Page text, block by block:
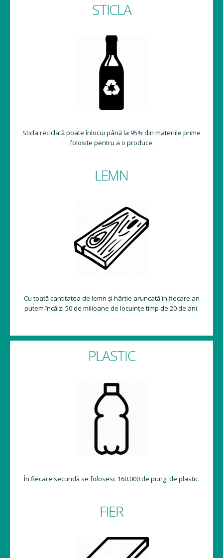
STICLA
Sticla reciclată poate înlocui până la 95% din materiile prime
folosite pentru a o produce.
LEMN
Cu toată cantitatea de lemn și hârtie aruncată în fiecare an
putem încălzi 50 de milioane de locuințe timp de 20 de ani.
PLASTIC
În fiecare secundă se folosesc 160.000 de pungi de plastic.
FIER